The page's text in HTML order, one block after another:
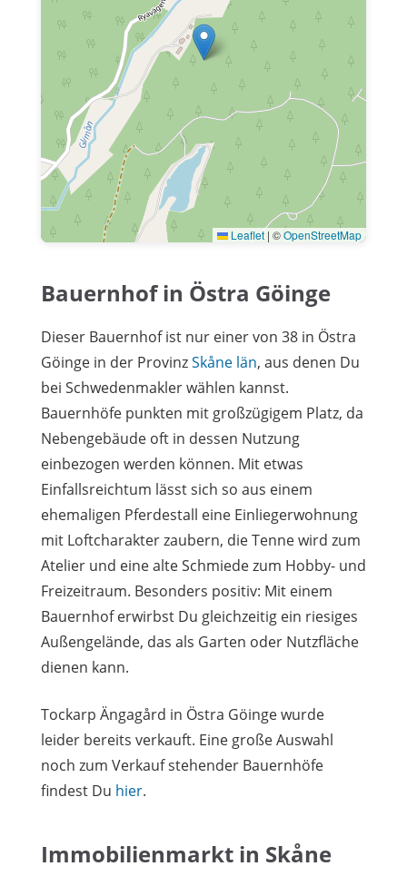
Leaflet | ©OpenStreetMap
Bauernhof in Östra Göinge
Dieser Bauernhof ist nur einer von 38 in Östra
Göinge in der ProvinzSkåne län, aus denen Du
bei Schwedenmakler wählen kannst.
Bauernhöfe punkten mit großzügigem Platz, da
Nebengebäude oft in dessen Nutzung
einbezogen werden können. Mit etwas
Einfallsreichtum lässt sich so aus einem
ehemaligen Pferdestall eine Einliegerwohnung
mit Loftcharakter zaubern, die Tenne wird zum
Atelier und eine alte Schmiede zum Hobby- und
Freizeitraum. Besonders positiv: Mit einem
Bauernhof erwirbst Du gleichzeitig ein riesiges
Außengelände, das als Garten oder Nutzfläche
dienen kann.
Tockarp Ängagård in Östra Göinge wurde
leider bereits verkauft. Eine große Auswahl
noch zum Verkauf stehender Bauernhöfe
findest Du hier.
Immobilienmarkt in Skåne